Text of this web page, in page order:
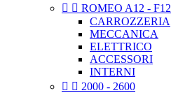
  ROMEO A12 - F12
CARROZZERIA
MECCANICA
ELETTRICO
ACCESSORI
INTERNI
  2000 - 2600